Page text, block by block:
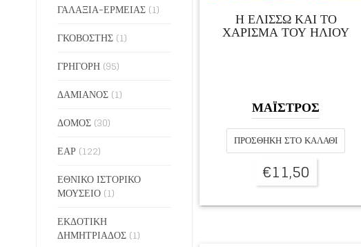
Η ΕΛΙΣΣΩ ΚΑΙ ΤΟ
ΧΑΡΙΣΜΑ ΤΟΥ ΗΛΙΟΥ
ΜΑΪΣΤΡΟΣ
ΠΡΟΣΘΉΚΗ ΣΤΟ ΚΑΛΆΘΙ
€11,50
ΓΑΛΑΞΙΑ-ΕΡΜΕΙΑΣ (1)
ΓΚΟΒΟΣΤΗΣ (1)
ΓΡΗΓΟΡΗ (95)
ΔΑΜΙΑΝΟΣ (1)
ΔΟΜΟΣ (30)
ΕΑΡ (122)
ΕΘΝΙΚΟ ΙΣΤΟΡΙΚΟ
ΜΟΥΣΕΙΟ (1)
ΕΚΔΟΤΙΚΗ
ΔΗΜΗΤΡΙΑΔΟΣ (1)